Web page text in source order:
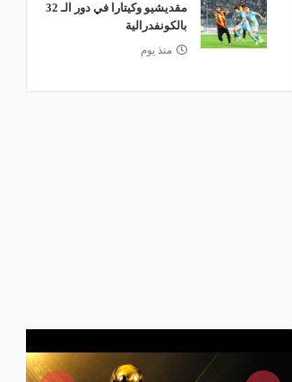
مقديشيو وكيتارا في دور الـ 32
بالكونفدرالية
منذ يوم